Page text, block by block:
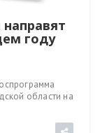
году
области на